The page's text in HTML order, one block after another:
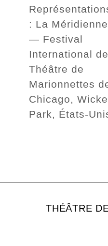
: La Méridienne
— Festival
International de
Théâtre de
Marionnettes
Chicago,
Park, États-
THÉÂTRE